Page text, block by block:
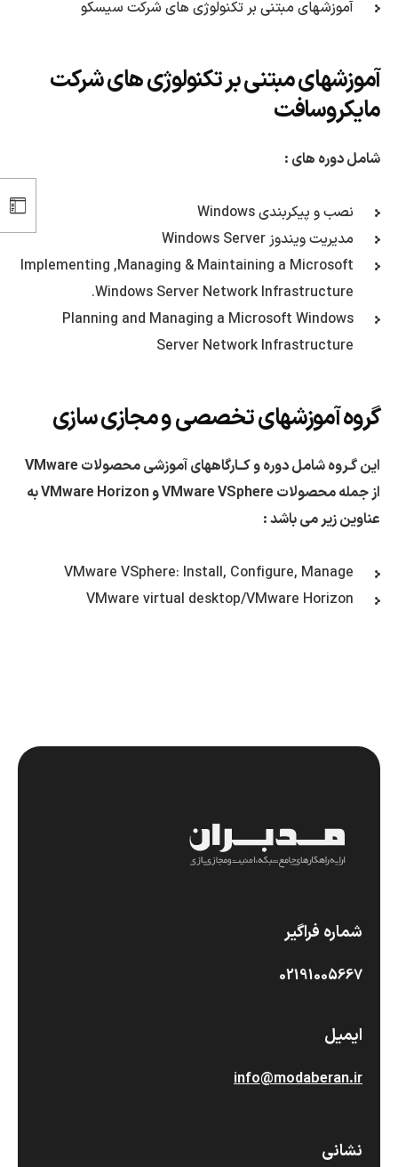
آموزشهای مبتنی بر تکنولوژی های شرکت سیسکو
آموزشهای مبتنی بر تکنولوژی های شرکت
مایکروسافت
شامل دوره های :
نصب و پیکربندی Windows
مدیریت ویندوز Windows Server
Implementing ,Managing & Maintaining a Microsoft
Windows Server Network Infrastructure.
Planning and Managing a Microsoft Windows
Server Network Infrastructure
گروه آموزشهای تخصصی و مجازی سازی
این گـروه شامل دوره و کــارگاههای آموزشی محصولات VMware
از جمله محصولات VMware VSphere و VMware Horizon به
عناوین زیر می باشد :
VMware VSphere: Install, Configure, Manage
VMware virtual desktop/VMware Horizon
شماره فراگیر
02191005667
ایمیل
info@modaberan.ir
نشانی